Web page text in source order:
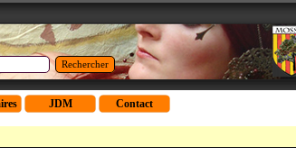
Rechercher
JDM Contact